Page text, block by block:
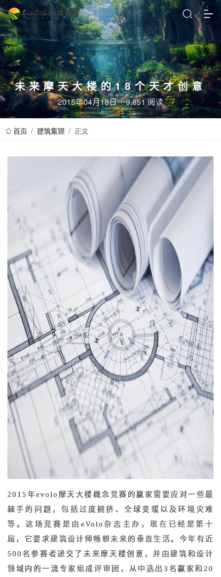
未来摩天大楼的18个天才创意
2015年04月18日 9,851 阅读
首页 / 建筑集锦 / 正文
2015年evolo摩天大楼概念竞赛的赢家需要应对一些最
棘手的问题，包括过度拥挤、全球变暖以及环境灾难
等。这场竞赛是由eVolo杂志主办，现在已经是第十
届，它要求建筑设计师畅想未来的垂直生活。今年有近
500名参赛者递交了未来摩天楼创意，并由建筑和设计
领域内的一流专家组成评审团，从中选出3名赢家和20